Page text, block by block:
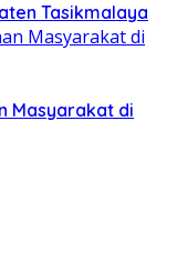
Tasikmalaya
Masyarakat di